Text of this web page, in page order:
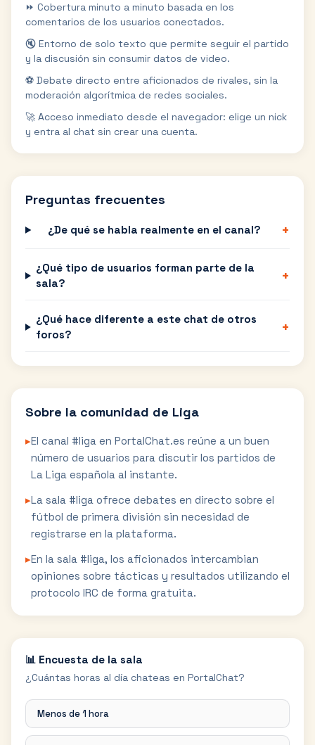
⏩ Cobertura minuto a minuto basada en los
comentarios de los usuarios conectados.
🔇 Entorno de solo texto que permite seguir el partido
y la discusión sin consumir datos de video.
⚽ Debate directo entre aficionados de rivales, sin la
moderación algorítmica de redes sociales.
🚀 Acceso inmediato desde el navegador: elige un nick
y entra al chat sin crear una cuenta.
Preguntas frecuentes
¿De qué se habla realmente en el canal? +
¿Qué tipo de usuarios forman parte de la
sala?
+
¿Qué hace diferente a este chat de otros
foros?
+
Sobre la comunidad de Liga
▸El canal #liga en PortalChat.es reúne a un buen
número de usuarios para discutir los partidos de
La Liga española al instante.
▸La sala #liga ofrece debates en directo sobre el
fútbol de primera división sin necesidad de
registrarse en la plataforma.
▸En la sala #liga, los aficionados intercambian
opiniones sobre tácticas y resultados utilizando el
protocolo IRC de forma gratuita.
📊 Encuesta de la sala
¿Cuántas horas al día chateas en PortalChat?
Menos de 1 hora